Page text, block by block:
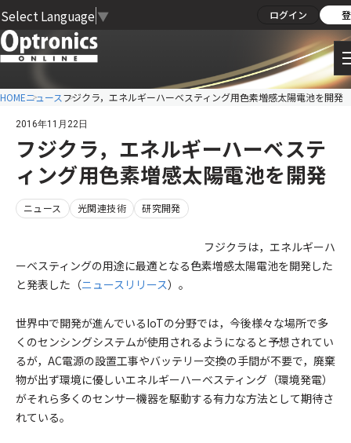
Select Language ▼ ログイン
HOMEニュースフジクラ，エネルギーハーベスティング用色素増感太陽電池を開発
2016年11月22日
フジクラ，エネルギーハーベステ
ィング用色素増感太陽電池を開発
ニュース 光関連技術 研究開発
フジクラは，エネルギーハ
ーベスティングの用途に最適となる色素増感太陽電池を開発した
と発表した（ニュースリリース）。
世界中で開発が進んでいるIoTの分野では，今後様々な場所で多
くのセンシングシステムが使用されるようになると予想されてい
るが，AC電源の設置工事やバッテリー交換の手間が不要で，廃棄
物が出ず環境に優しいエネルギーハーベスティング（環境発電）
がそれら多くのセンサー機器を駆動する有力な方法として期待さ
れている。